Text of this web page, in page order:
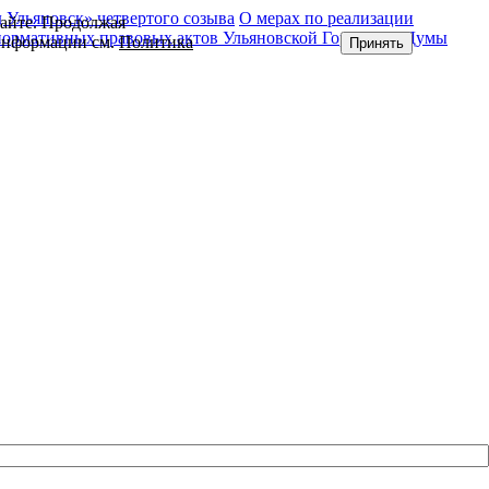
четвертого созыва О мерах по реализации
правовых актов Ульяновской Городской Думы
Продолжая
см.Политика
Принять